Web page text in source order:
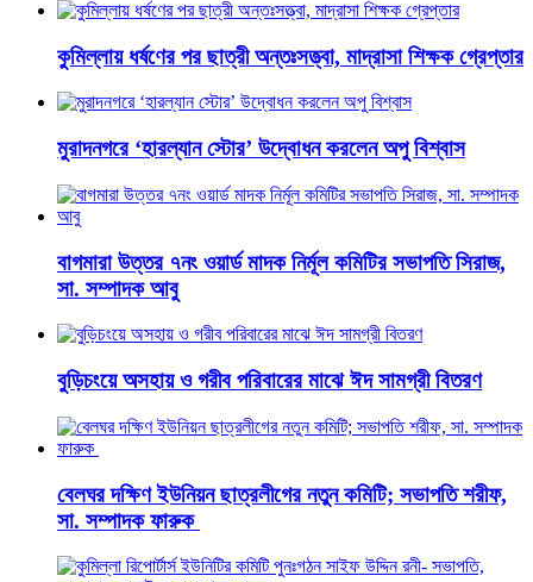
কুমিল্লায় ধর্ষণের পর ছাত্রী অন্তঃসত্ত্বা, মাদ্রাসা শিক্ষক গ্রেপ্তার
মুরাদনগরে ‘হারল্যান স্টোর’ উদ্বোধন করলেন অপু বিশ্বাস
বাগমারা উত্তর ৭নং ওয়ার্ড মাদক নির্মূল কমিটির সভাপতি সিরাজ,
সা. সম্পাদক আবু
বুড়িচংয়ে অসহায় ও গরীব পরিবারের মাঝে ঈদ সামগ্রী বিতরণ
বেলঘর দক্ষিণ ইউনিয়ন ছাত্রলীগের নতুন কমিটি; সভাপতি শরীফ,
সা. সম্পাদক ফারুক